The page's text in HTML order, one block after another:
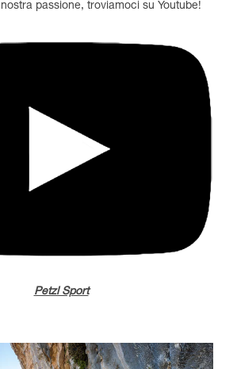
passione, troviamoci su Youtube!
Petzl Sport